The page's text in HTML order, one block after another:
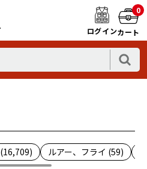
ログイン
0
カート
ルアー、フライ (59)